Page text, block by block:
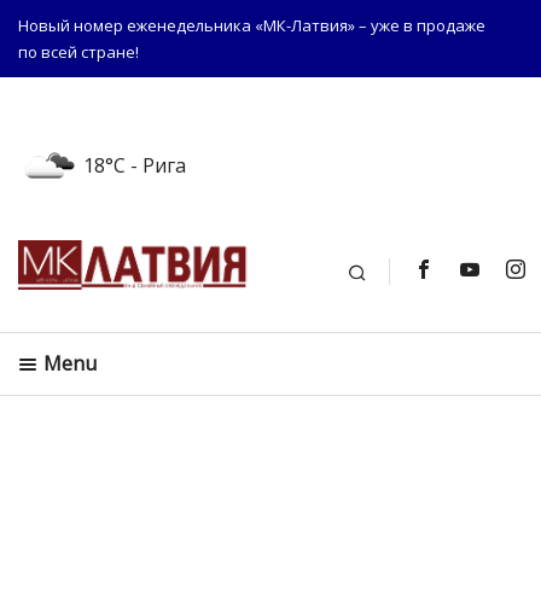
Новый номер еженедельника «МК-Латвия» – уже в продаже
по всей стране!
18°C - Рига
Поиск
Menu